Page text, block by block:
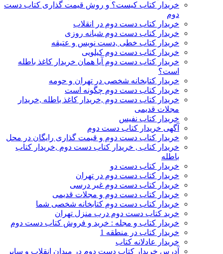
خریدار کتاب کیست؟ و روش قیمت گذاری کتاب دست
دوم
خریدار کتاب دست دوم در انقلاب
خریدار کتاب دست دوم شبانه روزی
خریدار کتاب خطی ,دست نویس و عتیقه
خریدار کتاب دست دوم کیلویی
خریدار کتاب دست دوم آیا همان خریدار کاغذ باطله
است؟
خریدار کتابخانه شخصی در تهران و حومه
خریدار کتاب دست دوم چگونه است
خریدار کتاب دست دوم ,خریدار کاغذ باطله ,خریدار
مجلات قدیمی
خریدار کتاب نفیس
آگهی خریدار کتاب دست دوم
خریدار کتاب دست دوم و قیمت گذاری رایگان در محل
خریدار کتاب , خریدار کتاب دست دوم ,خریدار کتاب
باطله
خریدار کتاب دست دو
خریدار کتاب دست دوم در تهران
خریدار کتاب دست دوم غیر درسی
خریدار کتاب دست دوم و مجلات قدیمی
خریدار کتاب دست دوم کتابخانه شخصی شما
خرید کتاب دست دوم درب منزل تهران
خریدار کتاب و مجله : خرید و فروش کتاب دست دوم
خریدار کتاب در منطقه 1
خریدار عادلانه کتاب
آدرس خریدار کتاب دست دوم در میدان انقلاب و سایر